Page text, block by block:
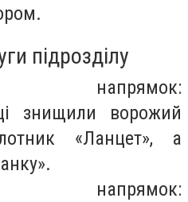
підрозділу
напрямок:
знищили ворожий
«Ланцет», а
напрямок: